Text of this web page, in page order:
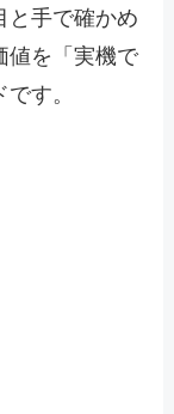
と手で確かめ
値を「実機で
す。